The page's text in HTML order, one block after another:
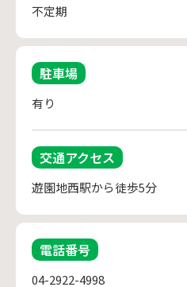
不定期
駐車場
有り
交通アクセス
遊園地西駅から徒歩5分
電話番号
04-2922-4998